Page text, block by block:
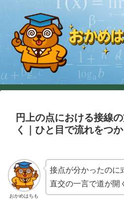
円上の点における接線
く｜ひと目で流れをつか
おかめはちも
接点が分かったのに
直交の一言で道が開